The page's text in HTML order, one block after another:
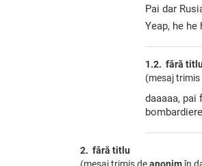
Pai dar
Yeap, he he
1.2. fără titlu
(mesaj trimis
daaaaa,
2. fără titlu
(mesaj trimis deanonimîn